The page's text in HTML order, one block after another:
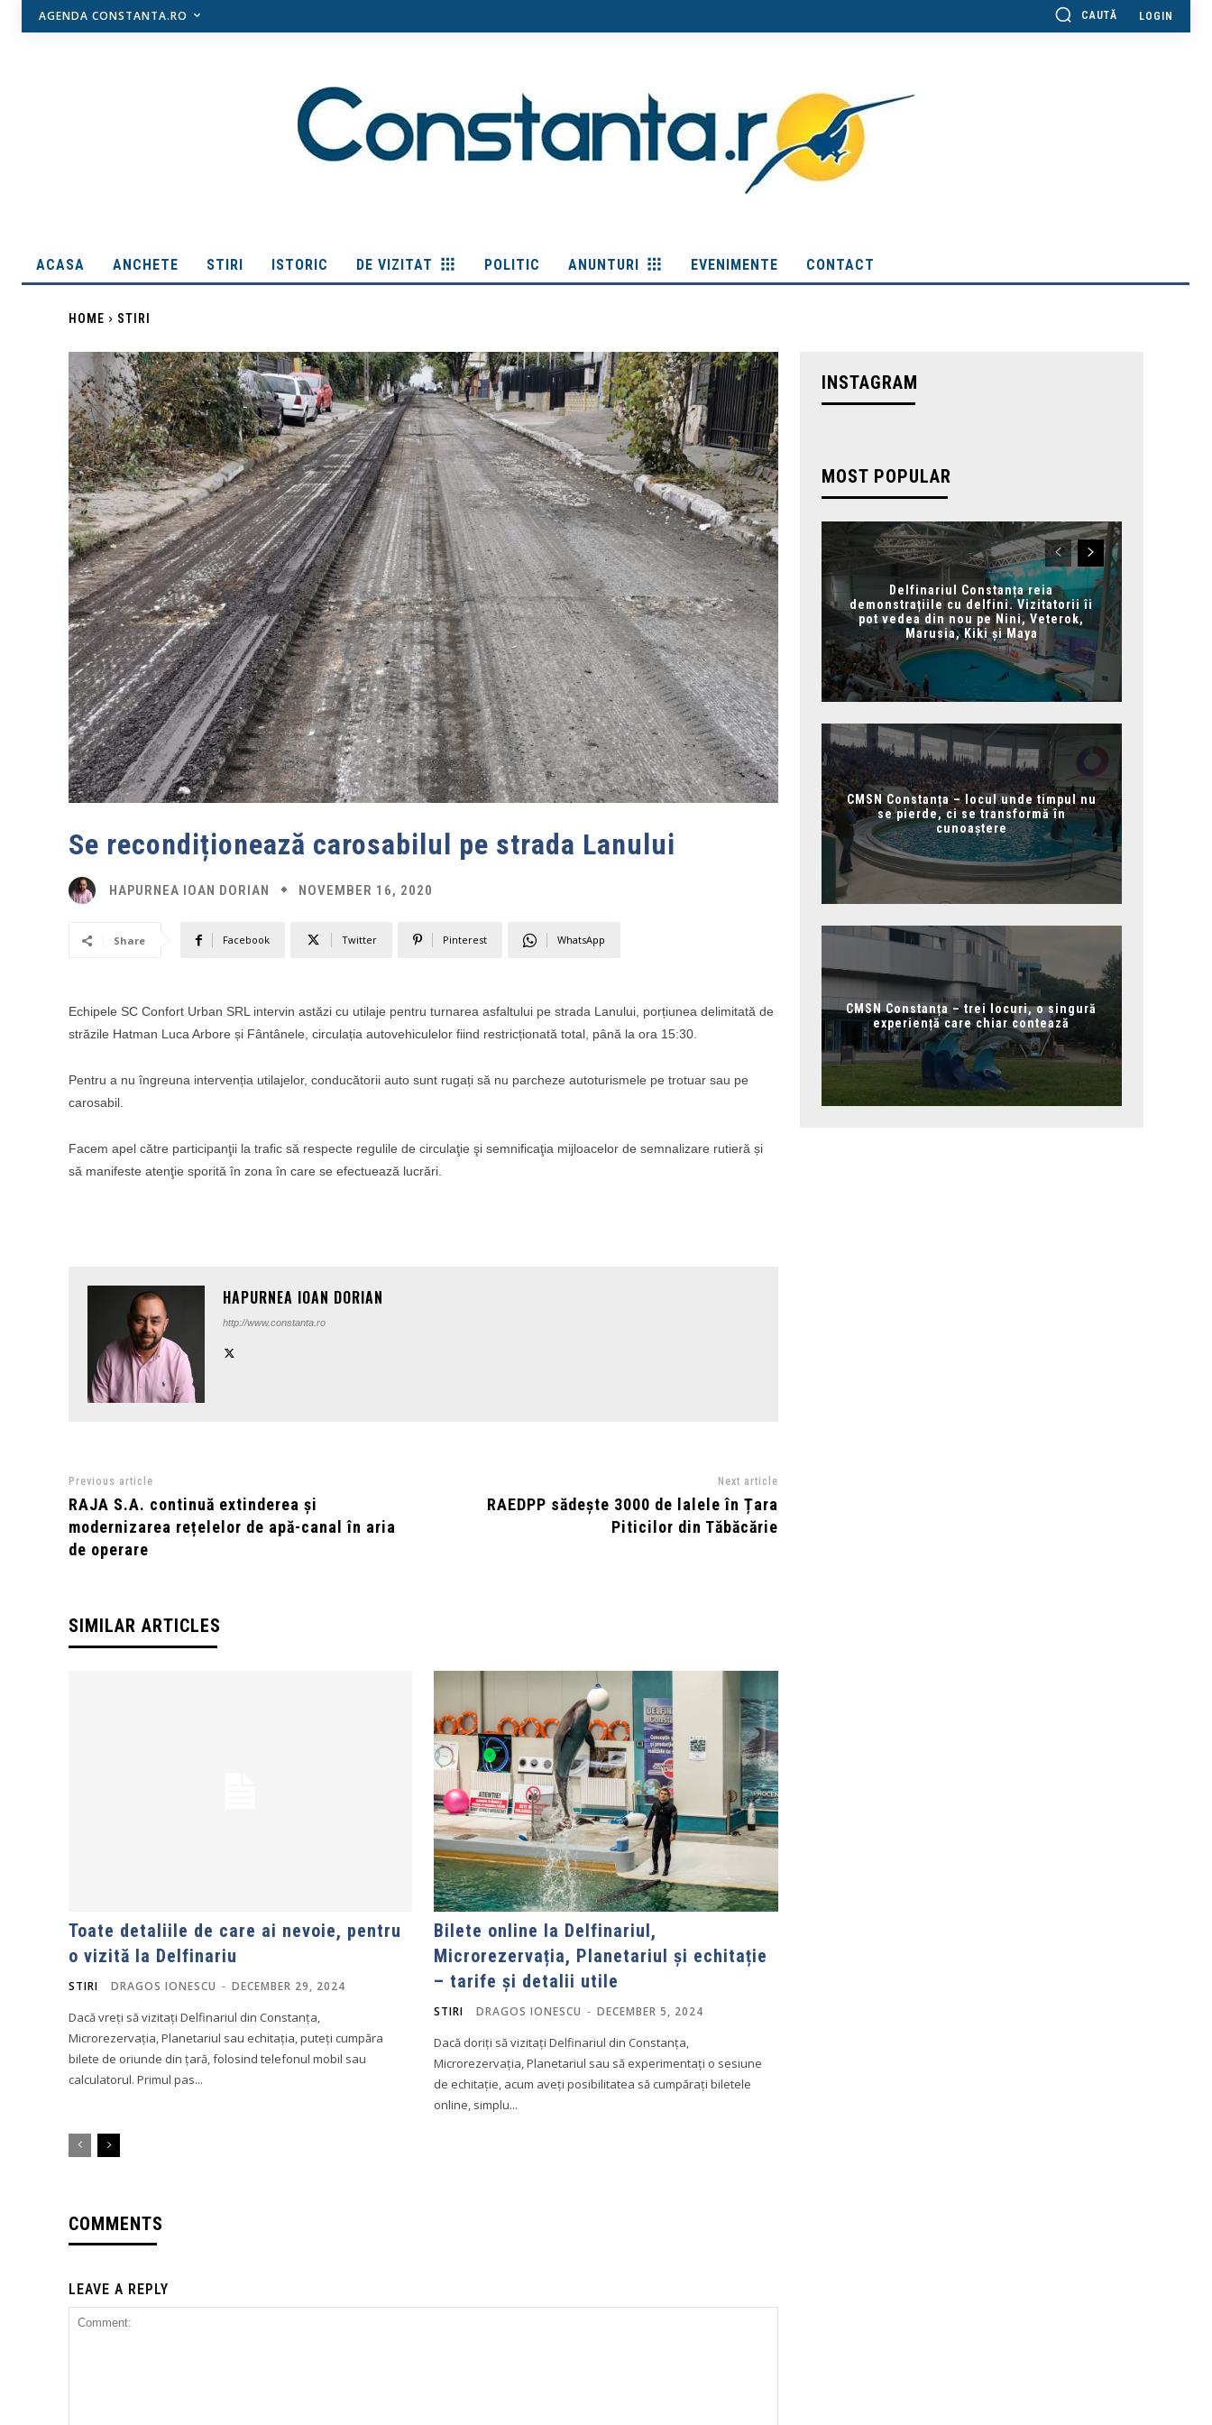
AGENDA CONSTANTA.RO CAUTĂ LOGIN
ACASA ANCHETE STIRI ISTORIC DE VIZITAT POLITIC ANUNTURI EVENIMENTE CONTACT
HOME STIRI
Se recondiționează carosabilul pe strada Lanului
HAPURNEA IOAN DORIAN NOVEMBER 16, 2020
Share Facebook Twitter Pinterest WhatsApp
Echipele SC Confort Urban SRL intervin astăzi cu utilaje pentru turnarea asfaltului pe strada Lanului, porțiunea delimitată de
străzile Hatman Luca Arbore și Fântânele, circulația autovehiculelor fiind restricționată total, până la ora 15:30.
Pentru a nu îngreuna intervenția utilajelor, conducătorii auto sunt rugați să nu parcheze autoturismele pe trotuar sau pe
carosabil.
Facem apel către participanţii la trafic să respecte regulile de circulaţie şi semnificaţia mijloacelor de semnalizare rutieră și
să manifeste atenţie sporită în zona în care se efectuează lucrări.
HAPURNEA IOAN DORIAN
http://www.constanta.ro
Previous article
RAJA S.A. continuă extinderea și
modernizarea rețelelor de apă-canal în aria
de operare
Next article
RAEDPP sădește 3000 de lalele în Țara
Piticilor din Tăbăcărie
SIMILAR ARTICLES
Toate detaliile de care ai nevoie, pentru
o vizită la Delfinariu
STIRI DRAGOS IONESCU - DECEMBER 29, 2024
Dacă vreți să vizitați Delfinariul din Constanța,
Microrezervația, Planetariul sau echitația, puteți cumpăra
bilete de oriunde din țară, folosind telefonul mobil sau
calculatorul. Primul pas...
Bilete online la Delfinariul,
Microrezervația, Planetariul și echitație
– tarife și detalii utile
STIRI DRAGOS IONESCU - DECEMBER 5, 2024
Dacă doriți să vizitați Delfinariul din Constanța,
Microrezervația, Planetariul sau să experimentați o sesiune
de echitație, acum aveți posibilitatea să cumpărați biletele
online, simplu...
COMMENTS
LEAVE A REPLY
INSTAGRAM
MOST POPULAR
Delfinariul Constanța reia
demonstrațiile cu delfini. Vizitatorii îi
pot vedea din nou pe Nini, Veterok,
Marusia, Kiki și Maya
CMSN Constanța – locul unde timpul nu
se pierde, ci se transformă în
cunoaștere
CMSN Constanța – trei locuri, o singură
experiență care chiar contează